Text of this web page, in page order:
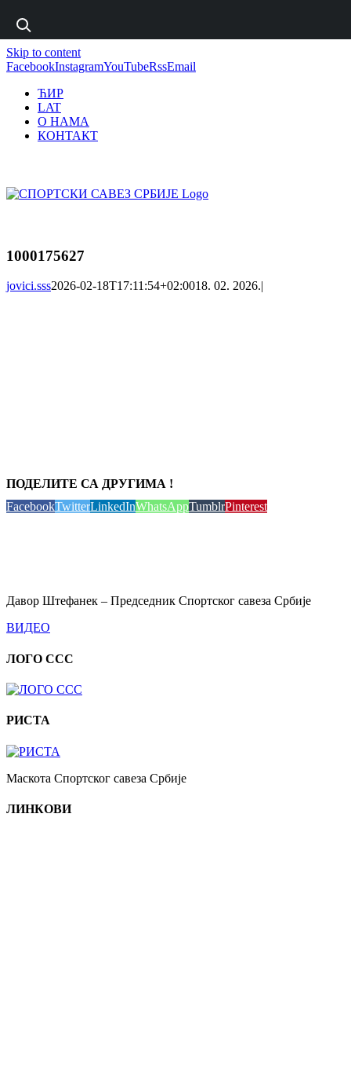
Skip to content
FacebookInstagramYouTubeRssEmail
ЋИР
LAT
О НАМА
КОНТАКТ
1000175627
jovici.sss2026-02-18T17:11:54+02:0018. 02. 2026.|
ПОДЕЛИТЕ СА ДРУГИМА !
FacebookTwitterLinkedInWhatsAppTumblrPinterest
Давор Штефанек – Председник Спортског савеза Србије
ВИДЕО
ЛОГО ССС
РИСТА
Маскота Спортског савеза Србије
ЛИНКОВИ